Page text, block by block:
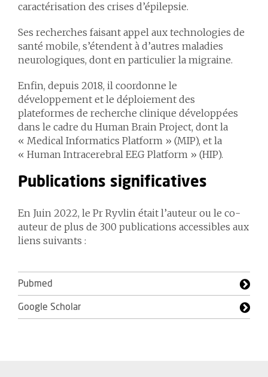
caractérisation des crises d’épilepsie.
Ses recherches faisant appel aux technologies de
santé mobile, s’étendent à d’autres maladies
neurologiques, dont en particulier la migraine.
Enfin, depuis 2018, il coordonne le
développement et le déploiement des
plateformes de recherche clinique développées
dans le cadre du Human Brain Project, dont la
« Medical Informatics Platform » (MIP), et la
« Human Intracerebral EEG Platform » (HIP).
Publications significatives
En Juin 2022, le Pr Ryvlin était l’auteur ou le co-
auteur de plus de 300 publications accessibles aux
liens suivants :
Pubmed
Google Scholar